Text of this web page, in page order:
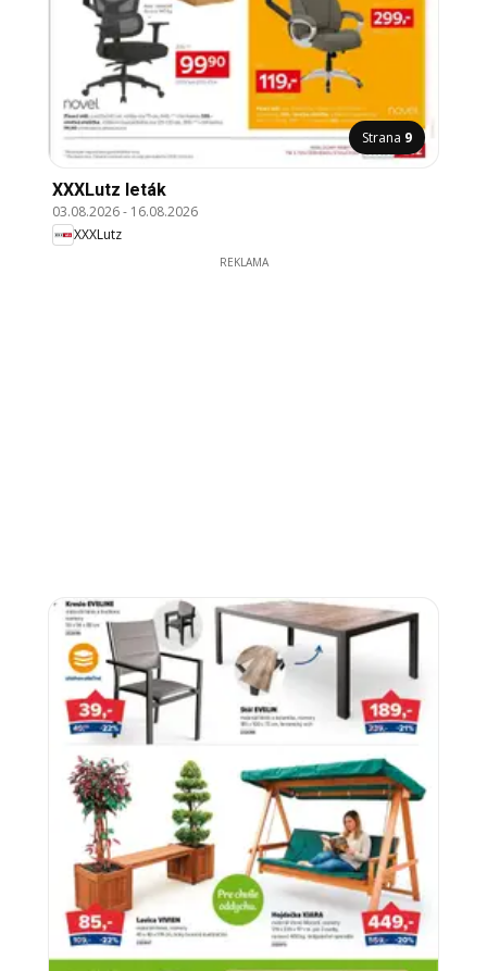
Strana 9
XXXLutz leták
03.08.2026- 16.08.2026
XXXLutz
REKLAMA